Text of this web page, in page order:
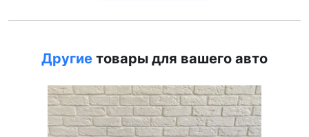
Другие товары для вашего авто